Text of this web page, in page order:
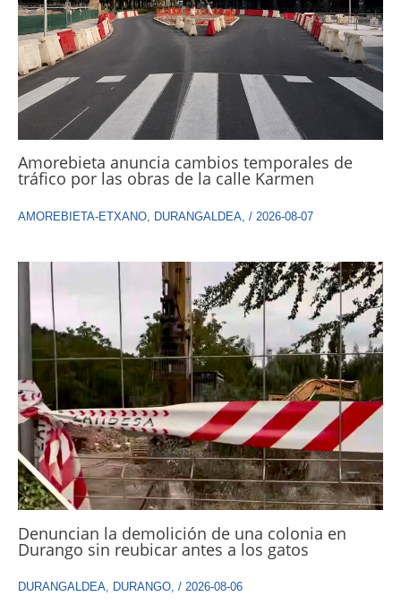
Amorebieta anuncia cambios temporales de
tráfico por las obras de la calle Karmen
AMOREBIETA-ETXANO DURANGALDEA / 2026-08-07
Denuncian la demolición de una colonia en
Durango sin reubicar antes a los gatos
DURANGALDEA, DURANGO, / 2026-08-06